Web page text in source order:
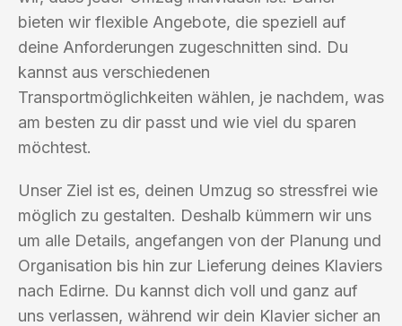
bieten wir flexible Angebote, die speziell auf
deine Anforderungen zugeschnitten sind. Du
kannst aus verschiedenen
Transportmöglichkeiten wählen, je nachdem, was
am besten zu dir passt und wie viel du sparen
möchtest.
Unser Ziel ist es, deinen Umzug so stressfrei wie
möglich zu gestalten. Deshalb kümmern wir uns
um alle Details, angefangen von der Planung und
Organisation bis hin zur Lieferung deines Klaviers
nach Edirne. Du kannst dich voll und ganz auf
uns verlassen, während wir dein Klavier sicher an